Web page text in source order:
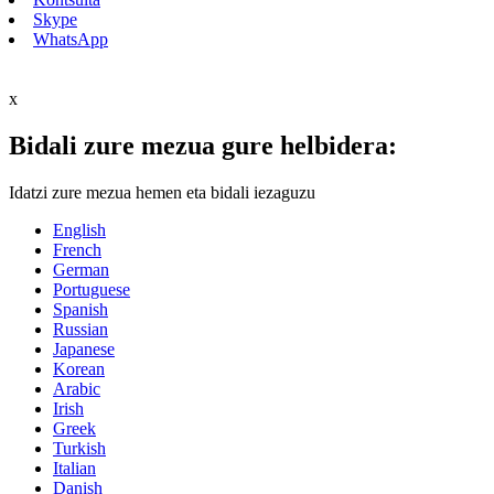
Skype
WhatsApp
x
Bidali zure mezua gure helbidera:
Idatzi zure mezua hemen eta bidali iezaguzu
English
French
German
Portuguese
Spanish
Russian
Japanese
Korean
Arabic
Irish
Greek
Turkish
Italian
Danish